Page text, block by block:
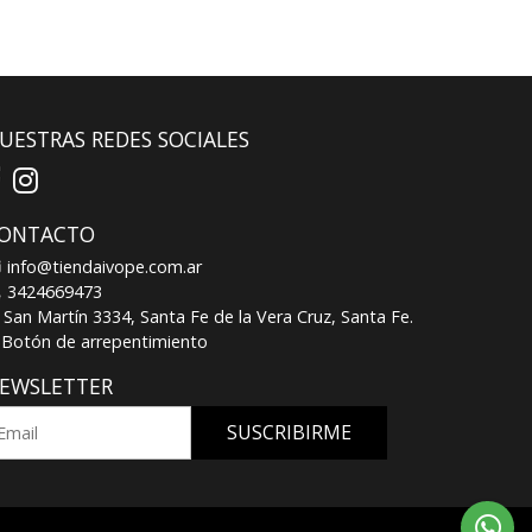
REDES SOCIALES
info@tiendaivope.com.ar
3424669473
San Martín 3334, Santa Fe de la Vera Cruz, Santa Fe.
Botón de arrepentimiento
SUSCRIBIRME